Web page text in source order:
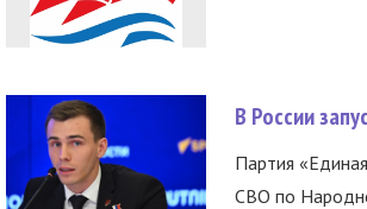
В России
Партия
СВО по